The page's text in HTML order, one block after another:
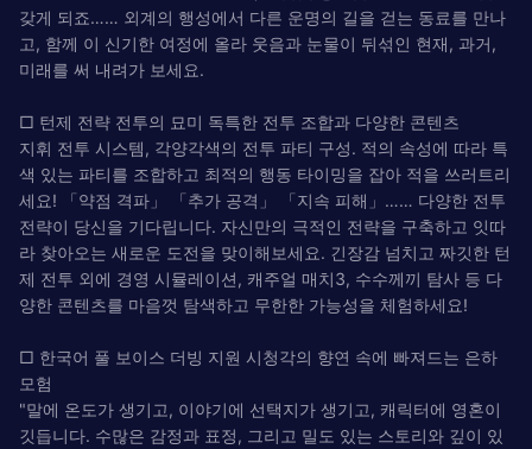
갖게 되죠…… 외계의 행성에서 다른 운명의 길을 걷는 동료를 만나
고, 함께 이 신기한 여정에 올라 웃음과 눈물이 뒤섞인 현재, 과거,
미래를 써 내려가 보세요.
□ 턴제 전략 전투의 묘미 독특한 전투 조합과 다양한 콘텐츠
지휘 전투 시스템, 각양각색의 전투 파티 구성. 적의 속성에 따라 특
색 있는 파티를 조합하고 최적의 행동 타이밍을 잡아 적을 쓰러트리
세요! 「약점 격파」 「추가 공격」 「지속 피해」…… 다양한 전투
전략이 당신을 기다립니다. 자신만의 극적인 전략을 구축하고 잇따
라 찾아오는 새로운 도전을 맞이해보세요. 긴장감 넘치고 짜깃한 턴
제 전투 외에 경영 시뮬레이션, 캐주얼 매치3, 수수께끼 탐사 등 다
양한 콘텐츠를 마음껏 탐색하고 무한한 가능성을 체험하세요!
□ 한국어 풀 보이스 더빙 지원 시청각의 향연 속에 빠져드는 은하
모험
"말에 온도가 생기고, 이야기에 선택지가 생기고, 캐릭터에 영혼이
깃듭니다. 수많은 감정과 표정, 그리고 밀도 있는 스토리와 깊이 있